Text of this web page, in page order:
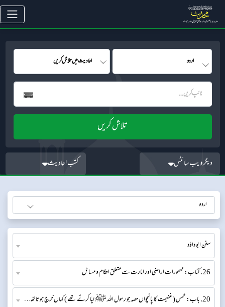
دیگر ویب سائٹس کتب احادیث
سنن ابو داؤد
26. کتاب: محصورات اراضی اور امارت سے متعلق احکام و مسائل
20. باب: خمس ( غنیمت کا پانچواں حصہ جو رسول اللہ ﷺ لیا کرتے تھے ) کہاں خرچ ہوتا تھا اور قرابت داروں کے حصے کا بیان